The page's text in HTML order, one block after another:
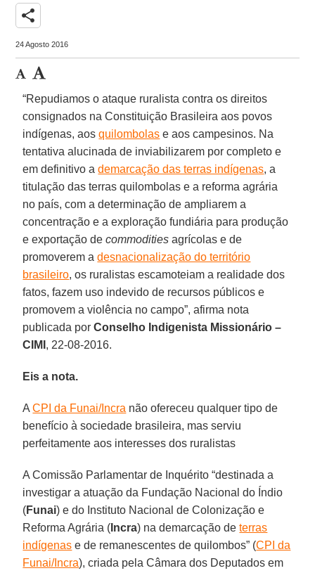
share
24 Agosto 2016
“Repudiamos o ataque ruralista contra os direitos
consignados na Constituição Brasileira aos povos
indígenas, aosquilombolas e aos campesinos. Na
tentativa alucinada de inviabilizarem por completo e
em definitivo ademarcação das terras indígenas, a
titulação das terras quilombolas e a reforma agrária
no país, com a determinação de ampliarem a
concentração e a exploração fundiária para produção
e exportação decommodities agrícolas e de
promoverem adesnacionalização do território
brasileiro, os ruralistas escamoteiam a realidade dos
fatos, fazem uso indevido de recursos públicos e
promovem a violência no campo”, afirma nota
publicada porConselho Indigenista Missionário –
CIMI , 22-08-2016.
Eis a nota.
ACPI da Funai/Incra não ofereceu qualquer tipo de
benefício à sociedade brasileira, mas serviu
perfeitamente aos interesses dos ruralistas
A Comissão Parlamentar de Inquérito “destinada a
investigar a atuação da Fundação Nacional do Índio
(Funai) e do Instituto Nacional de Colonização e
Reforma Agrária ( Incra) na demarcação deterras
indígenas e de remanescentes de quilombos” (CPI da
Funai/Incra), criada pela Câmara dos Deputados em